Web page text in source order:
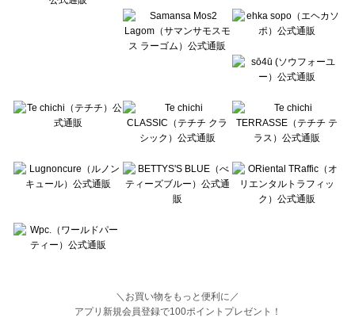
＼お買い物をもっと便利に／
アプリ新規会員登録で100ポイントプレゼント！